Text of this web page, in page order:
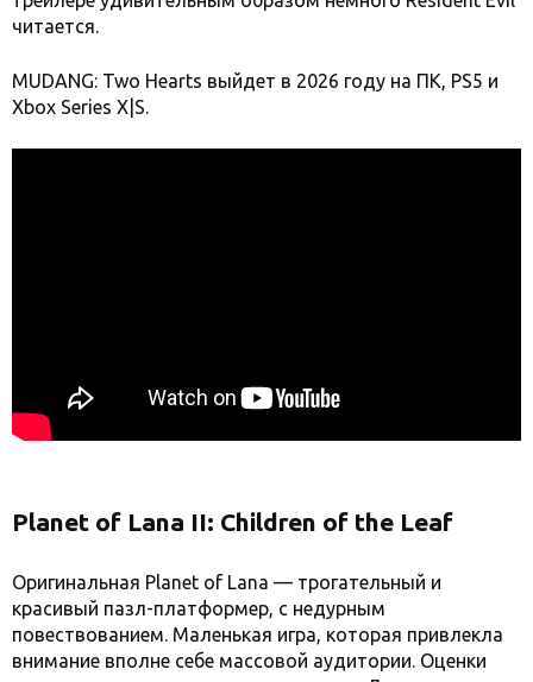
читается.
MUDANG: Two Hearts выйдет в 2026 году на ПК, PS5 и
Xbox Series X|S.
Planet of Lana II: Children of the Leaf
Оригинальная Planet of Lana — трогательный и
красивый пазл-платформер, с недурным
повествованием. Маленькая игра, которая привлекла
внимание вполне себе массовой аудитории. Оценки